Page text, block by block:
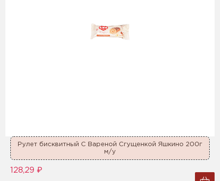
Рулет бисквитный С Вареной Сгущенкой Яшкино 200г
м/у
128,29 ₽